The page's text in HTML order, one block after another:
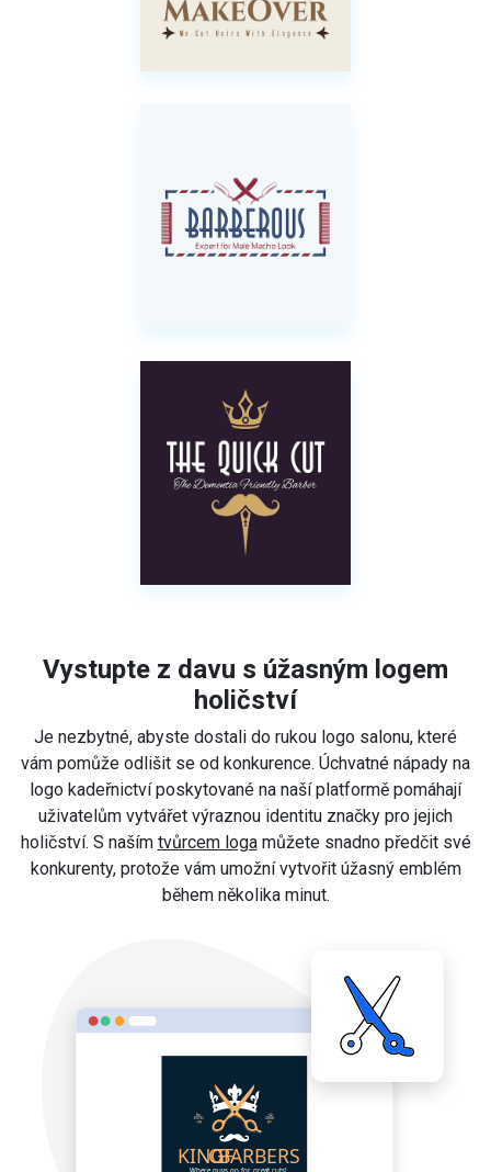
Vystupte z davu s úžasným logem
holičství
Je nezbytné, abyste dostali do rukou logo salonu, které
vám pomůže odlišit se od konkurence. Úchvatné nápady na
logo kadeřnictví poskytované na naší platformě pomáhají
uživatelům vytvářet výraznou identitu značky pro jejich
holičství. S naším tvůrcem logamůžete snadno předčit své
konkurenty, protože vám umožní vytvořit úžasný emblém
během několika minut.